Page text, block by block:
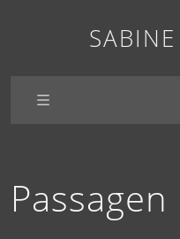
SABINE
Passagen